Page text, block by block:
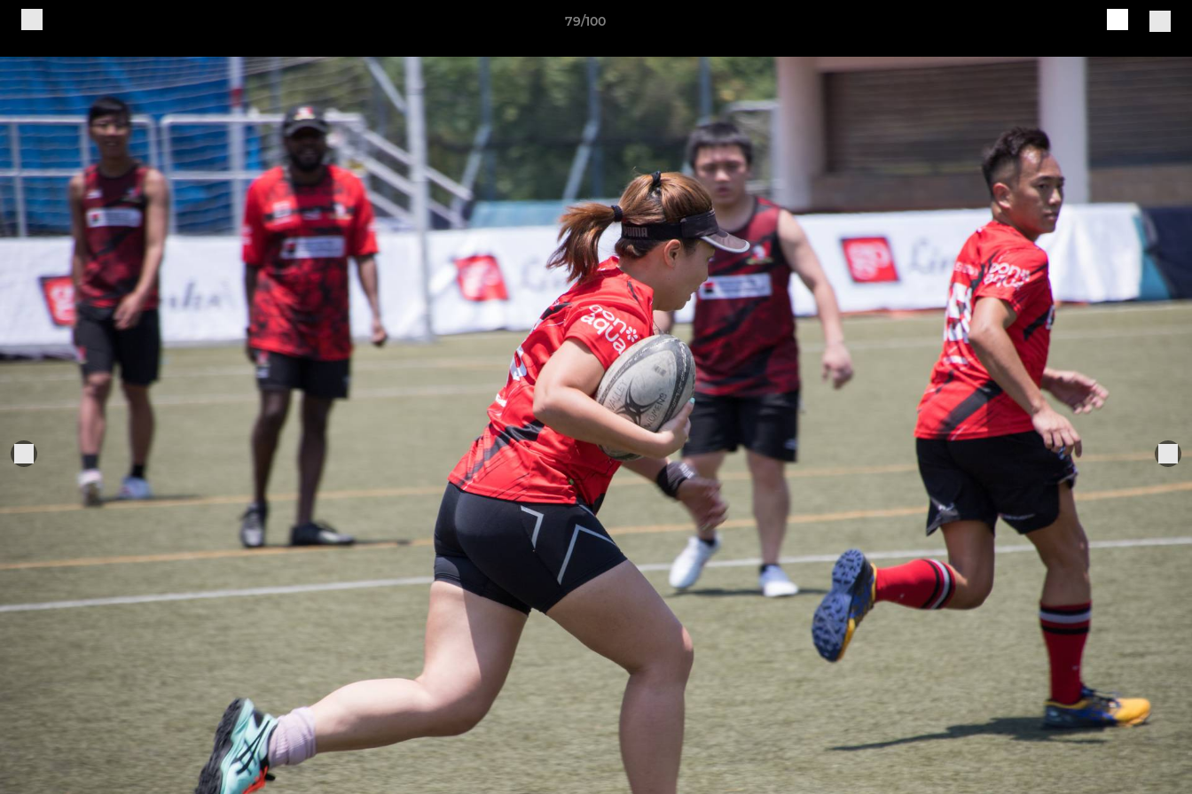
79/100